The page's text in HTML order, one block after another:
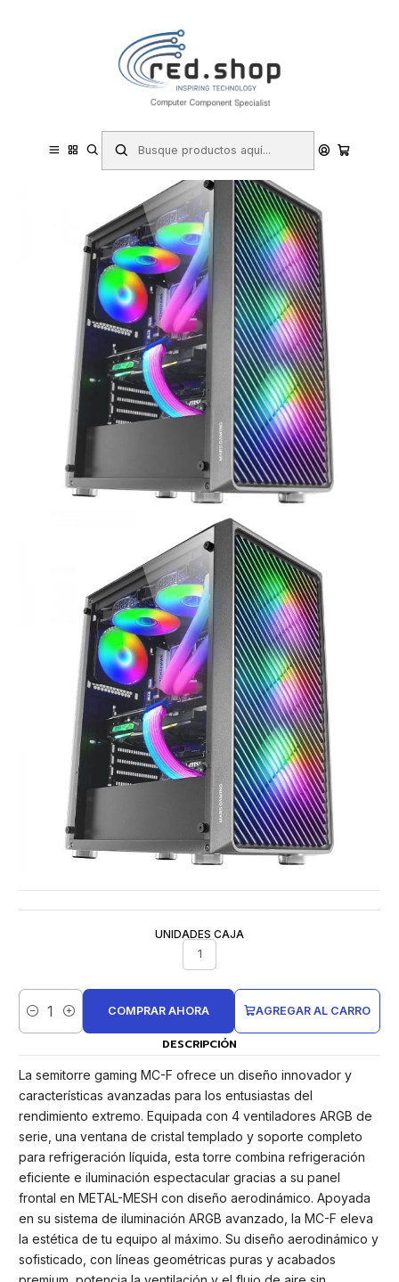
Haga Click Aqui
Componentes e Integración
Mars Gaming MC-F Semitorre Gaming - 4 Ventiladores ARGB -
Cristal Templado - Soporte Refrigeracion Liquida - Gestion de
UNIDADES CAJA
1
Cantidad
AGREGAR AL CARRO
COMPRAR AHORA
DESCRIPCIÓN
La semitorre gaming MC-F ofrece un diseño innovador y
características avanzadas para los entusiastas del
rendimiento extremo. Equipada con 4 ventiladores ARGB de
serie, una ventana de cristal templado y soporte completo
para refrigeración líquida, esta torre combina refrigeración
eficiente e iluminación espectacular gracias a su panel
frontal en METAL-MESH con diseño aerodinámico. Apoyada
en su sistema de iluminación ARGB avanzado, la MC-F eleva
la estética de tu equipo al máximo. Su diseño aerodinámico y
sofisticado, con líneas geométricas puras y acabados